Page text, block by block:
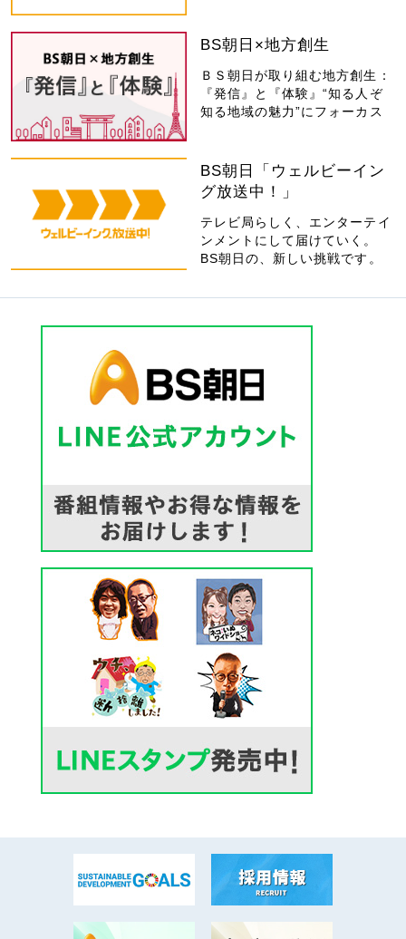
BS朝日×地方創生
ＢＳ朝日が取り組む地方創生：
『発信』と『体験』“知る人ぞ
知る地域の魅力”にフォーカス
BS朝日「ウェルビーイン
グ放送中！」
テレビ局らしく、エンターテイ
ンメントにして届けていく。
BS朝日の、新しい挑戦です。